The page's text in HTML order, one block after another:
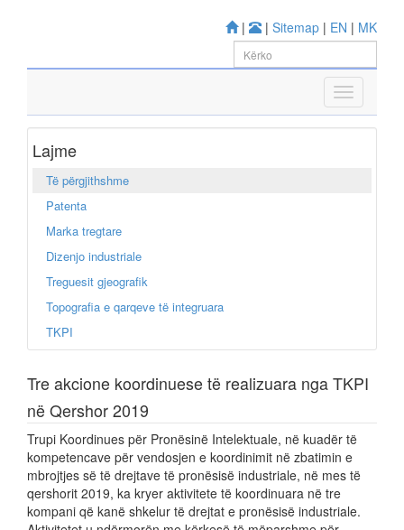
| | Sitemap | EN | MK
Lajme
Të përgjithshme
Patenta
Marka tregtare
Dizenjo industriale
Treguesit gjeografik
Topografia e qarqeve të integruara
TKPI
Tre akcione koordinuese të realizuara nga TKPI
në Qershor 2019
Trupi Koordinues për Pronësinë Intelektuale, në kuadër të
kompetencave për vendosjen e koordinimit në zbatimin e
mbrojtjes së të drejtave të pronësisë industriale, në mes të
qershorit 2019, ka kryer aktivitete të koordinuara në tre
kompani që kanë shkelur të drejtat e pronësisë industriale.